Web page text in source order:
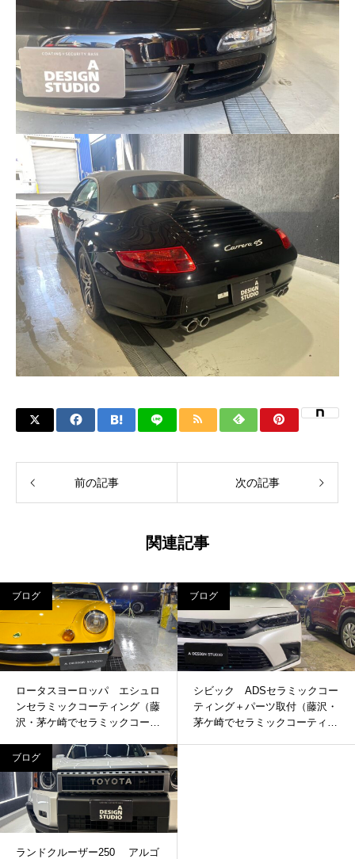
前の記事 次の記事
関連記事
ブログ
ロータスヨーロッパ エシュロ
ンセラミックコーティング（藤
沢・茅ケ崎でセラミックコーテ
ブログ
シビック ADSセラミックコー
ティング＋パーツ取付（藤沢・
茅ケ崎でセラミックコーティン
ブログ
ランドクルーザー250 アルゴ